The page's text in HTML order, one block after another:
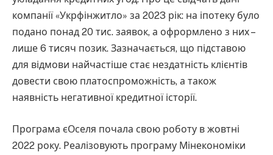
компанії «Укрфінжитло» за 2023 рік: на іпотеку було
подано понад 20 тис. заявок, а офрормлено з них –
лише 6 тисяч позик. Зазначається, що підставою
для відмови найчастіше стає нездатність клієнтів
довести свою платоспроможність, а також
наявність негативної кредитної історії.
Програма єОселя почала свою роботу в жовтні
2022 року. Реалізовують програму Мінекономіки